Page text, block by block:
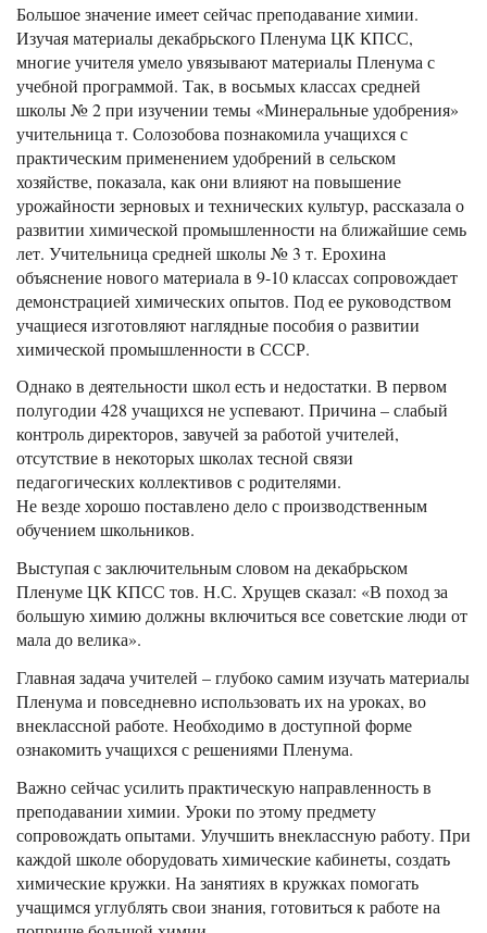
Большое значение имеет сейчас преподавание химии.
Изучая материалы декабрьского Пленума ЦК КПСС,
многие учителя умело увязывают материалы Пленума с
учебной программой. Так, в восьмых классах средней
школы № 2 при изучении темы «Минеральные удобрения»
учительница т. Солозобова познакомила учащихся с
практическим применением удобрений в сельском
хозяйстве, показала, как они влияют на повышение
урожайности зерновых и технических культур, рассказала о
развитии химической промышленности на ближайшие семь
лет. Учительница средней школы № 3 т. Ерохина
объяснение нового материала в 9-10 классах сопровождает
демонстрацией химических опытов. Под ее руководством
учащиеся изготовляют наглядные пособия о развитии
химической промышленности в СССР.
Однако в деятельности школ есть и недостатки. В первом
полугодии 428 учащихся не успевают. Причина – слабый
контроль директоров, завучей за работой учителей,
отсутствие в некоторых школах тесной связи
педагогических коллективов с родителями.
Не везде хорошо поставлено дело с производственным
обучением школьников.
Выступая с заключительным словом на декабрьском
Пленуме ЦК КПСС тов. Н.С. Хрущев сказал: «В поход за
большую химию должны включиться все советские люди от
мала до велика».
Главная задача учителей – глубоко самим изучать материалы
Пленума и повседневно использовать их на уроках, во
внеклассной работе. Необходимо в доступной форме
ознакомить учащихся с решениями Пленума.
Важно сейчас усилить практическую направленность в
преподавании химии. Уроки по этому предмету
сопровождать опытами. Улучшить внеклассную работу. При
каждой школе оборудовать химические кабинеты, создать
химические кружки. На занятиях в кружках помогать
учащимся углублять свои знания, готовиться к работе на